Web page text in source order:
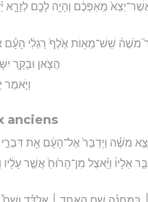
מֵֽאַפְּכֶ֔ם וְהָיָ֥ה לָכֶ֖ם לְזָרָ֑א
מֹשֶׁה֒ שֵׁשׁ־מֵא֥וֹת אֶ֙לֶף֙ רַגְלִ֔י הָעָ֕ם
הֲצֹ֧אן וּבָקָ֛ר
anciens
מֹשֶׁ֗ה וַיְדַבֵּר֙ אֶל־הָעָ֔ם אֵ֖ת
אֵלָיו֒ וַיָּ֗אצֶל מִן־הָר֙וּחַ֙ אֲשֶׁ֣ר